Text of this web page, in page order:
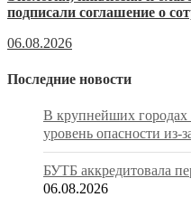
подписали соглашение о
06.08.2026
Последние новости
В крупнейших
уровень опасности из-
БУТБ аккредитовала
06.08.2026